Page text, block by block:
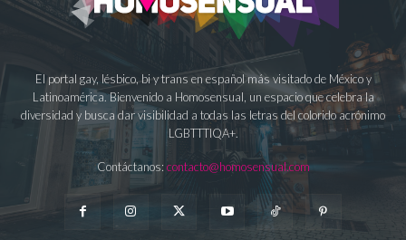
El portal gay, lésbico, bi y trans en español más visitado de México y
Latinoamérica. Bienvenido a Homosensual, un espacio que celebra la
diversidad y busca dar visibilidad a todas las letras del colorido acrónimo
LGBTTTIQA+.
Contáctanos: contacto@homosensual.com